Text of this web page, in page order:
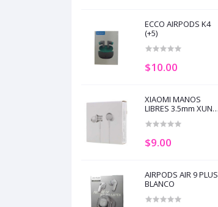
ECCO AIRPODS K4
(+5)
$10.00
XIAOMI MANOS
LIBRES 3.5mm XUN
$9.00
AIRPODS AIR 9 PLUS
BLANCO
MANOS LIBRES XIAOMI MI
EARPHONES TIPO C WHITE (+5)